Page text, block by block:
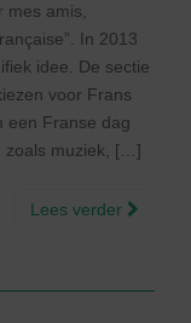
amis,
In 2013
idee. De sectie
voor Frans
een Franse dag
zoals muziek, […]
Lees verder